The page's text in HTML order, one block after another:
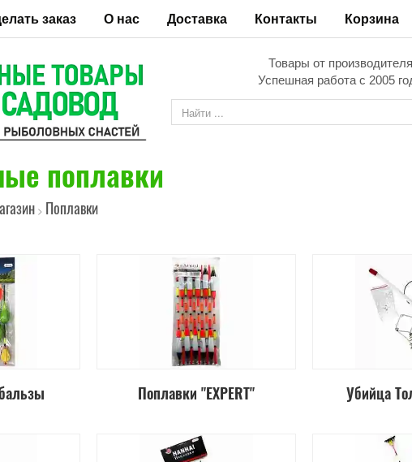
заказ О нас Доставка Контакты Корзина
Товары от производителя
Успешная работа с 2005
поплавки
> Поплавки
Поплавки "EXPERT" Убийца